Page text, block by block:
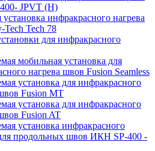
JPVT (Н)
установка инфракрасного нагрева
Tech 78
для инфракрасного
мобильная установка для
нагрева швов Fusion Seamless
установка для инфракрасного
Fusion MT
установка для инфракрасного
Fusion AT
установка инфракрасного
продольных швов ИКН SP-400 -